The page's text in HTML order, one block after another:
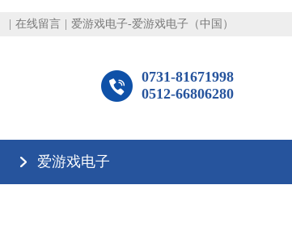
在线留言 爱游戏电子-爱游戏电子（中国）
0731-81671998
0512-66806280
爱游戏电子